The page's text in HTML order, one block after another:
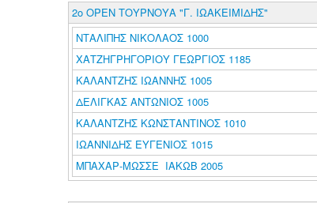
2ο ΟΡΕΝ ΤΟΥΡΝΟΥΑ "Γ. ΙΩΑΚΕΙΜΙΔΗΣ"
ΝΤΑΛΙΠΗΣ ΝΙΚΟΛΑΟΣ 1000
ΧΑΤΖΗΓΡΗΓΟΡΙΟΥ ΓΕΩΡΓΙΟΣ 1185
ΚΑΛΑΝΤΖΗΣ ΙΩΑΝΝΗΣ 1005
ΔΕΛΙΓΚΑΣ ΑΝΤΩΝΙΟΣ 1005
ΚΑΛΑΝΤΖΗΣ ΚΩΝΣΤΑΝΤΙΝΟΣ 1010
ΙΩΑΝΝΙΔΗΣ ΕΥΓΕΝΙΟΣ 1015
ΜΠΑΧΑΡ-ΜΩΣΣΕ ΙΑΚΩΒ 2005